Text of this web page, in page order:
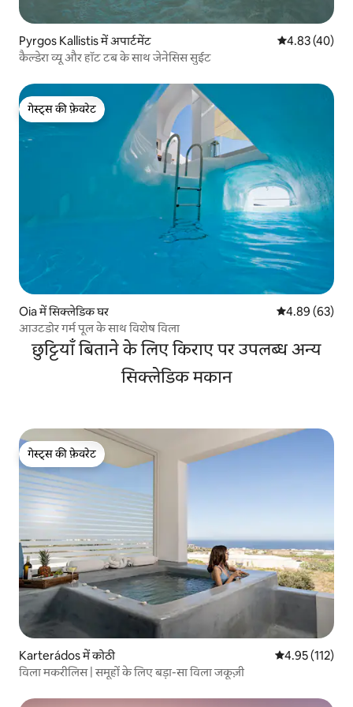
Pyrgos Kallistis में अपार्टमेंट औसत रेटिंग 5 में
4.83 (40)
कैल्डेरा व्यू और हॉट टब के साथ जेनेसिस सुईट
गेस्ट्स की फ़ेवरेट
गेस्ट्स की फ़ेवरेट
Oia में सिक्लेडिक घर औसत रेटिंग 5 में
4.89 (63)
आउटडोर गर्म पूल के साथ विशेष विला
छुट्टियाँ बिताने के लिए किराए पर उपलब्ध अन्य
सिक्लेडिक मकान
गेस्ट्स की फ़ेवरेट
गेस्ट्स की फ़ेवरेट
Karterádos में कोठी औसत रेटिंग 5 में से
4.95 (112)
विला मकरीलिस | समूहों के लिए बड़ा-सा विला जकूज़ी